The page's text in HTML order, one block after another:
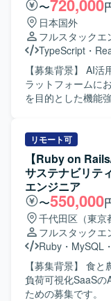
発行企業へ自社開
経験を積めます。
バックエンド実装まで
Vue.js、React、
Code、GitHub
発環境です。
〜720,000
日本国外
フルスタックエ
TypeScript ・
【募集背景】 AI
ラットフォームに
を目的とした機能強
す。 SaaSシステ
流出しないよう配
品質な実装を行っ
プロジェクト管理
にタスクを推進いただきます。 【求
ィングツールを積
自らレビューし、
構造的に整理し、
変化のある環境で
ットします。 【ポジションの魅力】 AI駆動開発を中核に据
えた開発プロセス
た最新の開発スタ
リモート可
【Ruby on
サステナビリテ
エンジニア
〜550,000
千代田区（東京
フルスタックエ
Ruby ・ MySQL ・
【募集背景】 食
負荷可視化SaaS
ための募集です。 【作業内容】 環境負荷可視化SaaS「My